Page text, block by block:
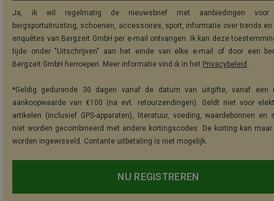
Ja, ik wil regelmatig de nieuwsbrief met aanbiedingen voor
bergsportuitrusting, schoenen, accessoires, sport, informatie over trends
enquêtes van Bergzeit GmbH per e-mail ontvangen. Ik kan deze
tijde onder "Uitschrijven" aan het einde van elke e-mail of door een
Bergzeit GmbH herroepen. Meer informatie vind ik in het Privacybeleid .
*Geldig gedurende 30 dagen vanaf de datum van uitgifte, vanaf een
aankoopwaarde van €100 (na evt. retourzendingen). Geldt niet voor
artikelen (inclusief GPS-apparaten), literatuur, voeding, waardebonnen en
niet worden gecombineerd met andere kortingscodes. De korting kan maar
worden ingewisseld. Contante uitbetaling is niet mogelijk.
NU REGISTREREN